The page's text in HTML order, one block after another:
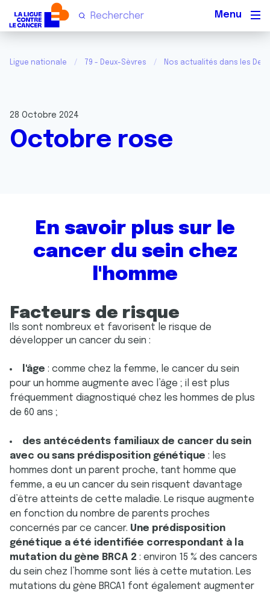
Ligue nationale 79 - Deux-Sèvres Nos actualités dans les
28 Octobre 2024
Octobre rose
En savoir plus sur le
cancer du sein chez
l'homme
Facteurs de risque
Ils sont nombreux et favorisent le risque de
développer un cancer du sein :
l'âge : comme chez la femme, le cancer du sein
pour un homme augmente avec l’âge ; il est plus
fréquemment diagnostiqué chez les hommes de plus
de 60 ans ;
des antécédents familiaux de cancer du sein
avec ou sans prédisposition génétique : les
hommes dont un parent proche, tant homme que
femme, a eu un cancer du sein risquent davantage
d’être atteints de cette maladie. Le risque augmente
en fonction du nombre de parents proches
concernés par ce cancer. Une prédisposition
génétique a été identifiée correspondant à la
mutation du gène BRCA 2 : environ 15 % des cancers
du sein chez l’homme sont liés à cette mutation. Les
mutations du gène BRCA1 font également augmenter